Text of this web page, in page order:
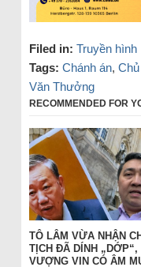
Filed in: Truyền hình
Tags: Chánh án,
Văn Thưởng
RECOMMENDED FOR
TÔ LÂM VỪA NHẬN
TỊCH ĐÃ DÍNH „DỚP“,
VƯỢNG VIN CÓ ÂM